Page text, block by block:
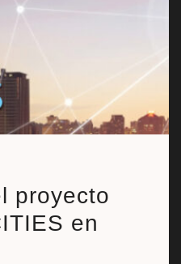
proyecto
en